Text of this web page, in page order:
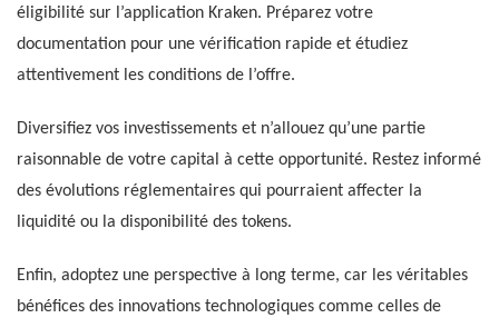
éligibilité sur l’application Kraken. Préparez votre
documentation pour une vérification rapide et étudiez
attentivement les conditions de l’offre.
Diversifiez vos investissements et n’allouez qu’une partie
raisonnable de votre capital à cette opportunité. Restez informé
des évolutions réglementaires qui pourraient affecter la
liquidité ou la disponibilité des tokens.
Enfin, adoptez une perspective à long terme, car les véritables
bénéfices des innovations technologiques comme celles de